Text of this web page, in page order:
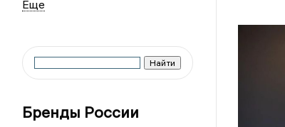
Бренды России